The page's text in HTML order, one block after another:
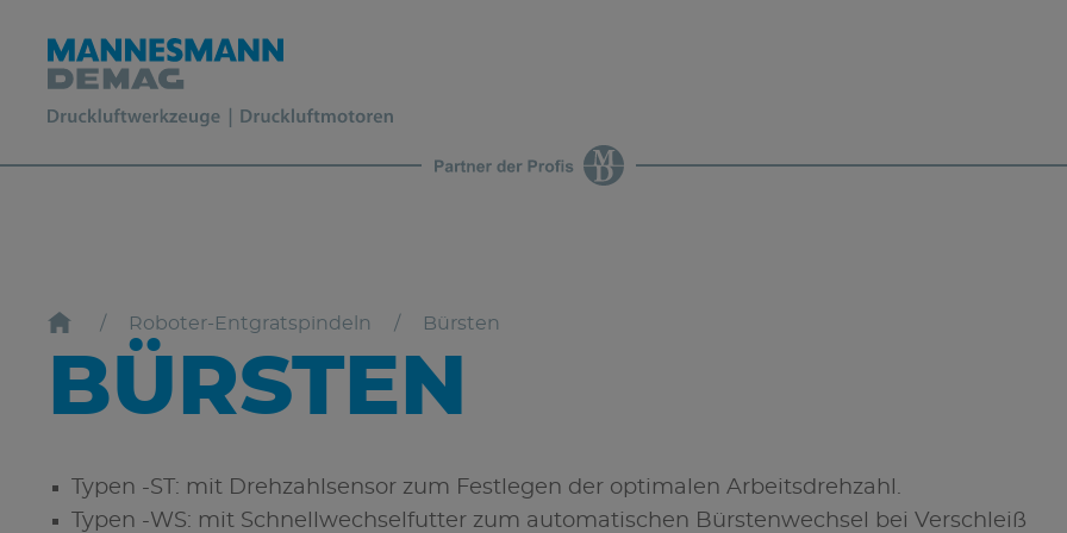
Roboter-Entgratspindeln Bürsten
BÜRSTEN
Typen -ST: mit Drehzahlsensor zum Festlegen der optimalen Arbeitsdrehzahl.
Typen -WS: mit Schnellwechselfutter zum automatischen Bürstenwechsel bei Verschleiß